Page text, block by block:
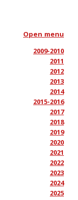
Open menu
2009-2010
2011
2012
2013
2014
2015-2016
2017
2018
2019
2020
2021
2022
2023
2024
2025